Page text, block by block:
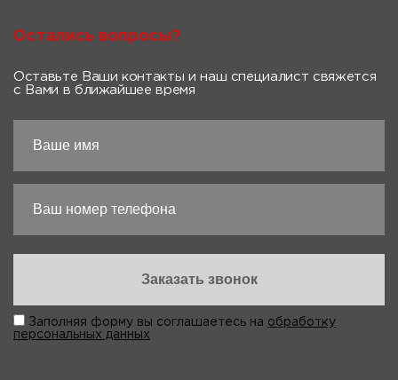
Остались вопросы?
Оставьте Ваши контакты и наш специалист свяжется
с Вами в ближайшее время
Заполняя форму вы соглашаетесь на обработку
персональных данных